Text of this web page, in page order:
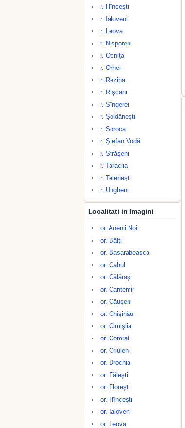
r. Hînceşti
r. Ialoveni
r. Leova
r. Nisporeni
r. Ocniţa
r. Orhei
r. Rezina
r. Rîşcani
r. Sîngerei
r. Şoldăneşti
r. Soroca
r. Ştefan Vodă
r. Străşeni
r. Taraclia
r. Teleneşti
r. Ungheni
Localitati in Imagini
or. Anenii Noi
or. Bălţi
or. Basarabeasca
or. Cahul
or. Călăraşi
or. Cantemir
or. Căuşeni
or. Chişinău
or. Cimişlia
or. Comrat
or. Criuleni
or. Drochia
or. Făleşti
or. Floreşti
or. Hînceşti
or. Ialoveni
or. Leova